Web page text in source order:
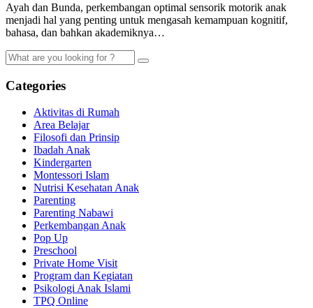
Ayah dan Bunda, perkembangan optimal sensorik motorik anak
menjadi hal yang penting untuk mengasah kemampuan kognitif,
bahasa, dan bahkan akademiknya…
Categories
Aktivitas di Rumah
Area Belajar
Filosofi dan Prinsip
Ibadah Anak
Kindergarten
Montessori Islam
Nutrisi Kesehatan Anak
Parenting
Parenting Nabawi
Perkembangan Anak
Pop Up
Preschool
Private Home Visit
Program dan Kegiatan
Psikologi Anak Islami
TPQ Online